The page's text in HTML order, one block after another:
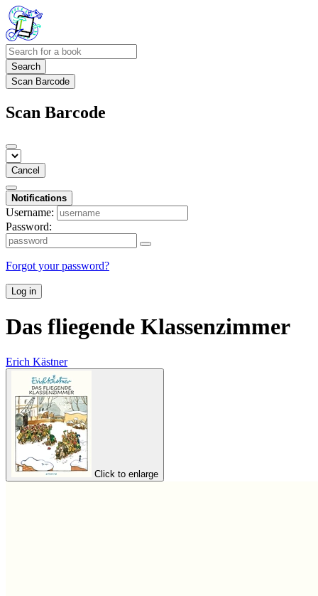
Search
Scan Barcode
Scan Barcode
Cancel
Notifications
Username:
Password:
Forgot your password?
Log in
Das fliegende Klassenzimmer
Erich Kästner
Click to enlarge